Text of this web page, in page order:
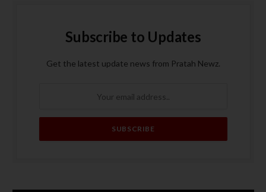
Subscribe to Updates
Get the latest update news from Pratah Newz.